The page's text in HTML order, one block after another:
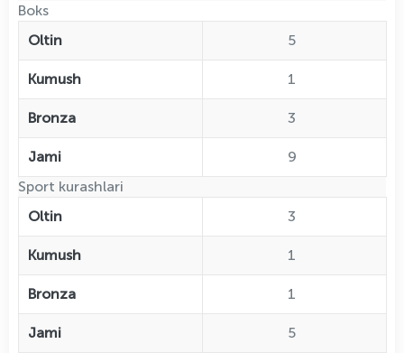
Boks
Oltin
5
Kumush 1
Bronza 3
Jami
9
Sport kurashlari
Oltin
3
Kumush 1
Bronza 1
Jami
5